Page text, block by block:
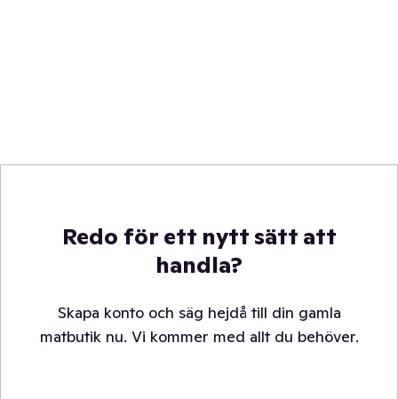
Redo för ett nytt sätt att
handla?
Skapa konto och säg hejdå till din gamla
matbutik nu. Vi kommer med allt du behöver.